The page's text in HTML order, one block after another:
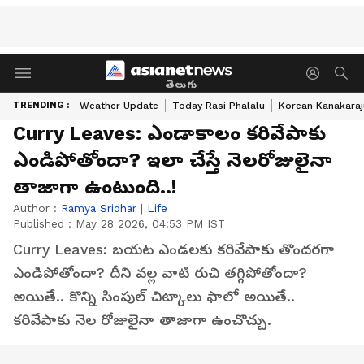
తెలుగు
TRENDING : Weather Update Today Rasi Phalalu Korean
Curry Leaves: ఎండాకాలం కరివేపాకు
ఎండిపోతోందా? ఇలా చేస్తే నెలరోజులైనా
తాజాగా ఉంటుంది..!
Author : Ramya Sridhar | Life
Published : May 28 2026, 04:53 PM IST
Curry Leaves: బయట ఎండలకు కరివేపాకు తొందరగా
ఎండిపోతోందా? దీని వల్ల వాటి రుచి తగ్గిపోతోందా?
అయితే.. కొన్ని సింపుల్ చిట్కాలు ఫాలో అయితే..
కరివేపాకు నెల రోజులైనా తాజాగా ఉంచొచ్చు.